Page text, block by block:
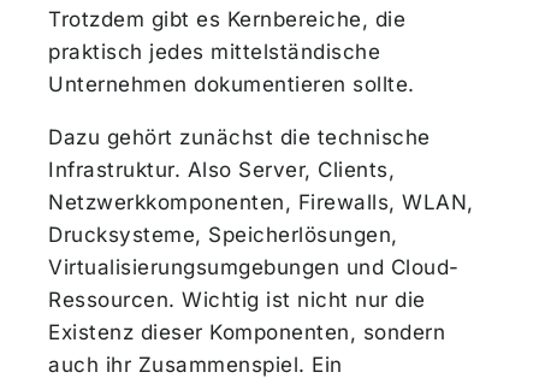
Trotzdem gibt es Kernbereiche, die
praktisch jedes mittelständische
Unternehmen dokumentieren sollte.
Dazu gehört zunächst die technische
Infrastruktur. Also Server, Clients,
Netzwerkkomponenten, Firewalls, WLAN,
Drucksysteme, Speicherlösungen,
Virtualisierungsumgebungen und Cloud-
Ressourcen. Wichtig ist nicht nur die
Existenz dieser Komponenten, sondern
auch ihr Zusammenspiel. Ein